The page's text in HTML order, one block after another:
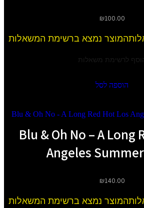
₪100.00
המוצר נמצא ברשימת המשאלות
לרשימת משאלות
הוספה לסל
Blu & Oh No – A Long
Angeles
₪140.00
המוצר נמצא ברשימת המשאלות